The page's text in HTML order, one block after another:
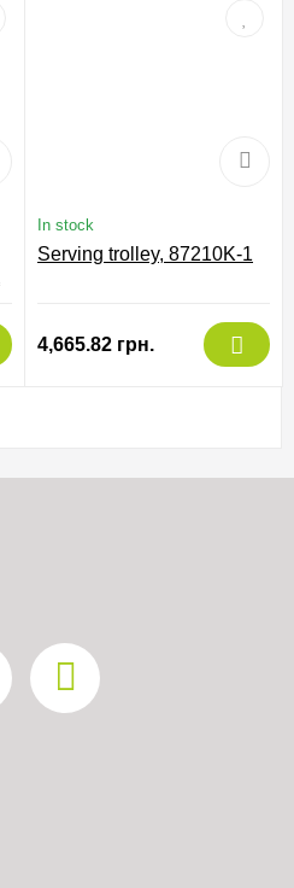
In stock
Serving trolley, 87210K-1
4,665.82 грн.